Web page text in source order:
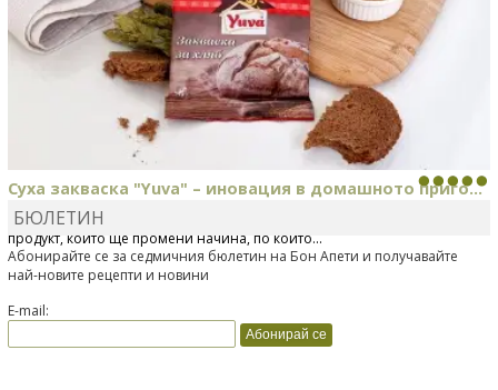
Суха закваска "Yuva" – иновация в домашното приго...
Отскоро Лесафр България стартира предлагането на изцяло нов
продукт, който ще промени начина, по който...
БЮЛЕТИН
Абонирайте се за седмичния бюлетин на Бон Апети и получавайте
най-новите рецепти и новини
E-mail: